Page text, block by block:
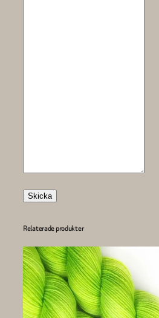
Skicka
Relaterade produkter